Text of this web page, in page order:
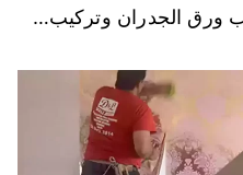
ورق الجدران وتركيب…